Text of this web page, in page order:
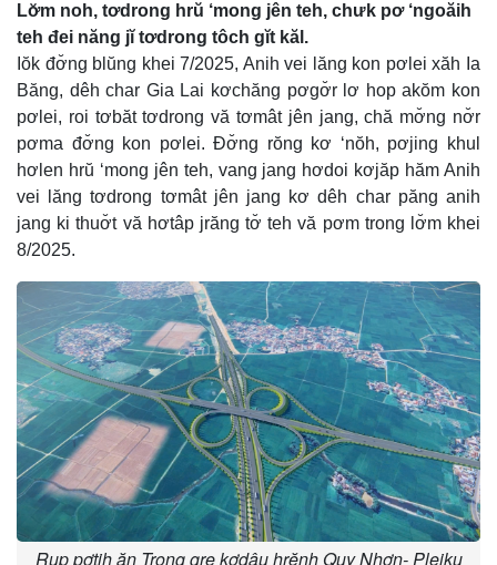
Lơ̆m noh, tơdrong hrŭ ‘mong jên teh, chưk pơ ‘ngoăih
teh đei năng jĭ tơdrong tôch gĭt kăl.
Iŏk đơ̆ng blŭng khei 7/2025, Anih vei lăng kon pơlei xăh Ia
Băng, dêh char Gia Lai kơchăng pơgơ̆r lơ hop akŏm kon
pơlei, roi tơbăt tơdrong vă tơmât jên jang, chă mơ̆ng nơ̆r
pơma đơ̆ng kon pơlei. Đơ̆ng rŏng kơ ‘nŏh, pơjing khul
hơlen hrŭ ‘mong jên teh, vang jang hơdoi kơjăp hăm Anih
vei lăng tơdrong tơmât jên jang kơ dêh char păng anih
jang ki thuơ̆t vă hơtâp jrăng tơ̆ teh vă pơm trong lơ̆m khei
8/2025.
Rup pơtih ăn Trong gre kơdâu hrĕnh Quy Nhơn- Pleiku